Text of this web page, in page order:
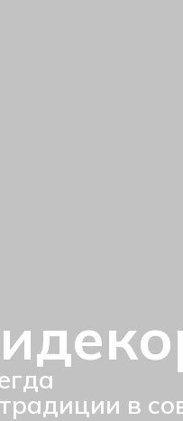
в